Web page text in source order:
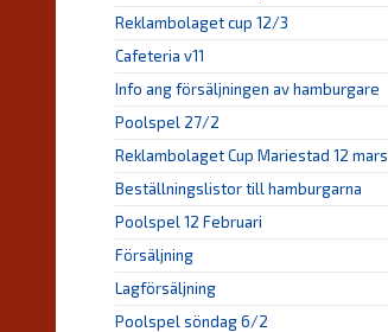
Reklambolaget cup 12/3
Cafeteria v11
Info ang försäljningen av hamburgare
Poolspel 27/2
Reklambolaget Cup Mariestad 12 mars
Beställningslistor till hamburgarna
Poolspel 12 Februari
Försäljning
Lagförsäljning
Poolspel söndag 6/2